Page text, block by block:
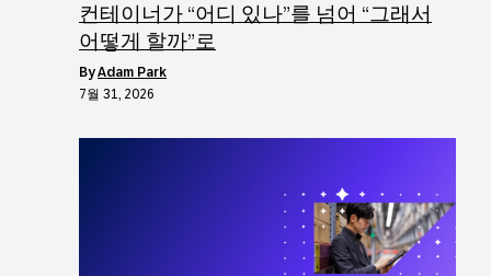
컨테이너가 “어디 있나”를 넘어 “그래서
어떻게 할까”로
byAdam Park
7월 31, 2026